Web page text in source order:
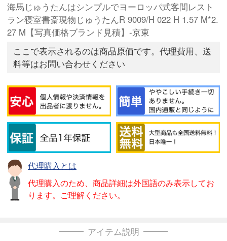
海馬じゅうたんはシンプルでヨーロッパ式客間レスト
ラン寝室書斎現物じゅうたんR 9009/H 022 H 1.57 M*2.
27 M【写真価格ブランド見積】-京東
ここで表示されるのは商品原価です。代理費用、送
料等はお問い合わせください
代理購入とは
代理購入のため、商品詳細は外国語のみ表示してお
ります。ご理解ください。
アイテム説明